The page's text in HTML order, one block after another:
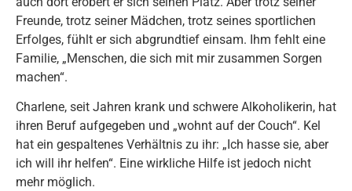
Freunde, trotz seiner Mädchen, trotz seines sportlichen
Erfolges, fühlt er sich abgrundtief einsam. Ihm fehlt eine
Familie, „Menschen, die sich mit mir zusammen Sorgen
machen“.
Charlene, seit Jahren krank und schwere Alkoholikerin, hat
ihren Beruf aufgegeben und „wohnt auf der Couch“. Kel
hat ein gespaltenes Verhältnis zu ihr: „Ich hasse sie, aber
ich will ihr helfen“. Eine wirkliche Hilfe ist jedoch nicht
mehr möglich.